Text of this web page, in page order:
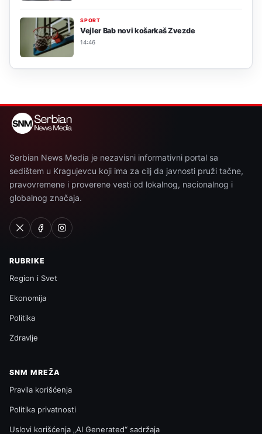
SPORT
Vejler Bab novi košarkaš Zvezde
14:46
Serbian News Media je nezavisni informativni portal sa
sedištem u Kragujevcu koji ima za cilj da javnosti pruži tačne,
pravovremene i proverene vesti od lokalnog, nacionalnog i
globalnog značaja.
RUBRIKE
Region i Svet
Ekonomija
Politika
Zdravlje
SNM MREŽA
Pravila korišćenja
Politika privatnosti
Uslovi korišćenja „AI Generated“ sadržaja